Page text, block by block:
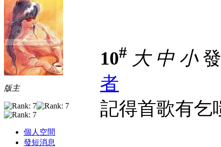
版主
個人空間
發短消息
10# 大 中 小
者
記得首歌有乞